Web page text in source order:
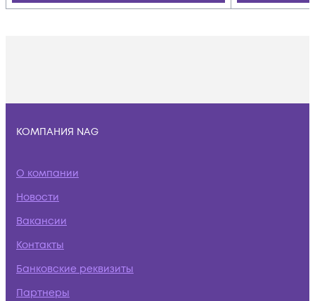
КОМПАНИЯ NAG
О компании
Новости
Вакансии
Контакты
Банковские реквизиты
Партнеры